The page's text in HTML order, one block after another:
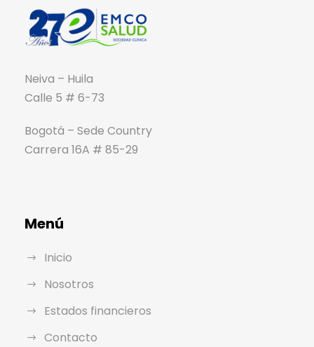
Neiva – Huila
Calle 5 # 6-73
Bogotá – Sede Country
Carrera 16A # 85-29
Menú
Inicio
Nosotros
Estados financieros
Contacto